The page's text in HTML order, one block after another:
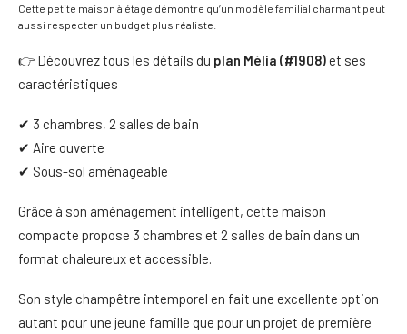
Cette petite maison à étage démontre qu’un modèle familial charmant peut
aussi respecter un budget plus réaliste.
👉 Découvrez tous les détails du plan Mélia (#1908)et ses
caractéristiques
✔ 3 chambres, 2 salles de bain
✔ Aire ouverte
✔ Sous-sol aménageable
Grâce à son aménagement intelligent, cette maison
compacte propose 3 chambres et 2 salles de bain dans un
format chaleureux et accessible.
Son style champêtre intemporel en fait une excellente option
autant pour une jeune famille que pour un projet de première